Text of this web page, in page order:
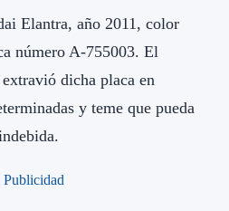
Elantra, año 2011, color
número A-755003. El
dicha placa en
y teme que pueda